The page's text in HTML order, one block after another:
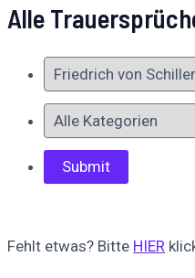
Alle
Fehlt etwas? Bitte HIER